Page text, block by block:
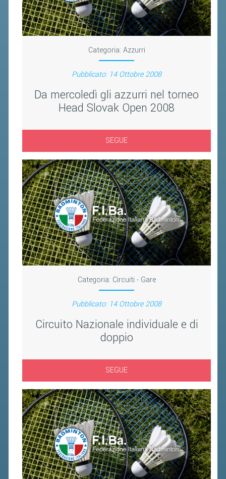
Categoria: Azzurri
Pubblicato: 14 Ottobre 2008
Da mercoledì gli azzurri nel torneo
Head Slovak Open 2008
SEGUE
Categoria: Circuiti - Gare
Pubblicato: 14 Ottobre 2008
Circuito Nazionale individuale e di
doppio
SEGUE
BANDI DI GARA E CONTRATTI
WHISTLEBLOWING
SPORTELLO FISCALE
NOVITÀ FISCALI
MODULISTICA
SCADENZARIO
AIRBADMINTON
TAPPE REGIONALI AIRBADMINTON
PICKLEBALL
FIBA PICKLEBALL TOUR
CLASSIFICHE PICKLEBALL
BANDI PUBBLICI
2026
2025
2023
2022
2021
2020
2019